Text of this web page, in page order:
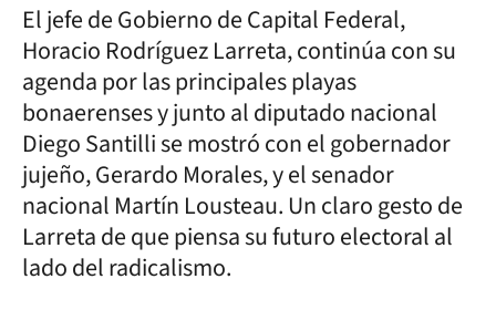
El jefe de Gobierno de Capital Federal,
Horacio Rodríguez Larreta, continúa con su
agenda por las principales playas
bonaerenses y junto al diputado nacional
Diego Santilli se mostró con el gobernador
jujeño, Gerardo Morales, y el senador
nacional Martín Lousteau. Un claro gesto de
Larreta de que piensa su futuro electoral al
lado del radicalismo.